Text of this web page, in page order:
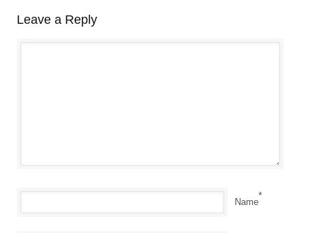
Leave a Reply
Name
*